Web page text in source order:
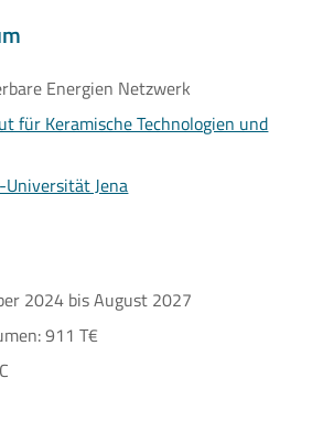
Energien Netzwerk
für Keramische Technologien und
Jena
2024 bis August 2027
911 T€